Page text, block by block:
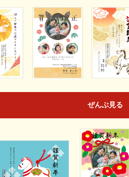
ぜんぶ見る